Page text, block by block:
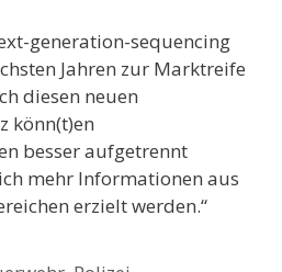
generation-sequencing
Jahren zur Marktreife
diesen neuen
könn(t)en
besser aufgetrennt
mehr Informationen aus
erzielt werden.“